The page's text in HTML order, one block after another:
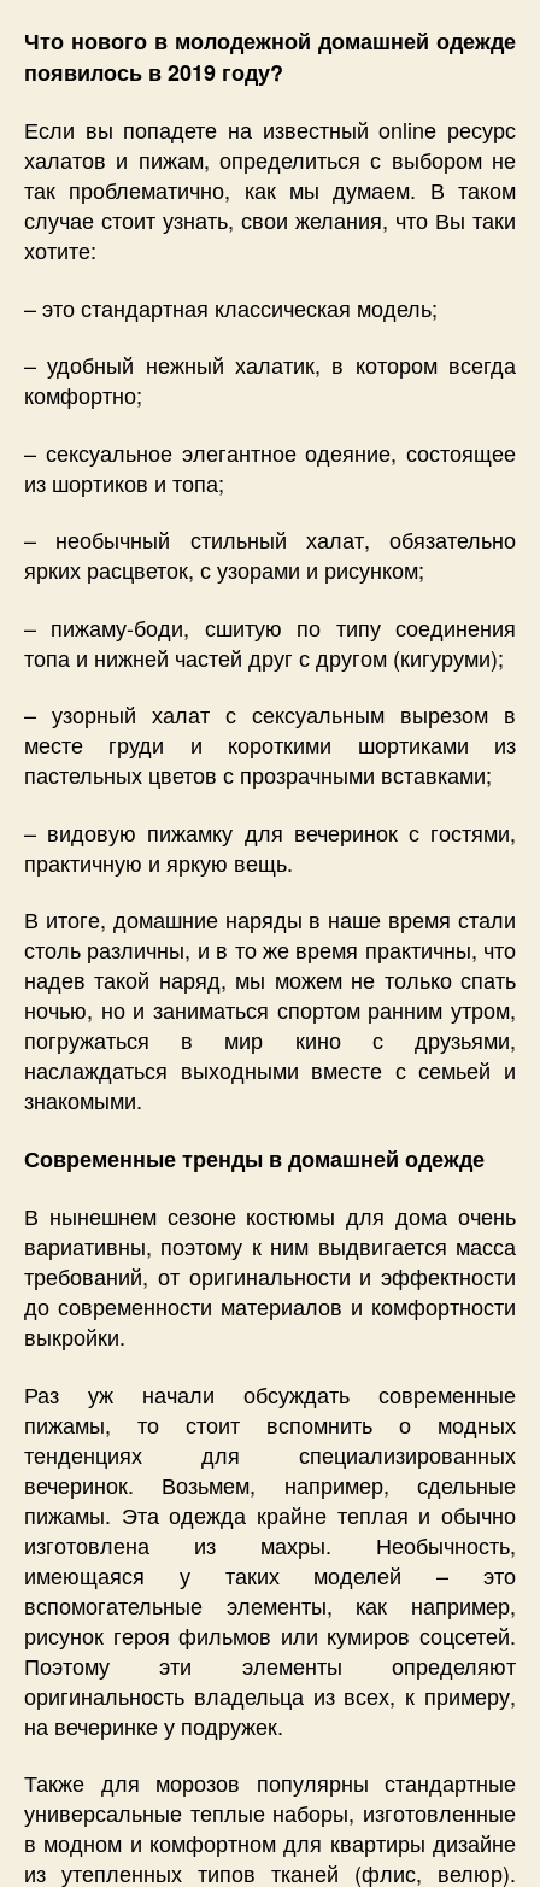
Что нового в молодежной домашней одежде
появилось в 2019 году?
Если вы попадете на известный online ресурс
халатов и пижам, определиться с выбором не
так проблематично, как мы думаем. В таком
случае стоит узнать, свои желания, что Вы таки
хотите:
– это стандартная классическая модель;
– удобный нежный халатик, в котором всегда
комфортно;
– сексуальное элегантное одеяние, состоящее
из шортиков и топа;
– необычный стильный халат, обязательно
ярких расцветок, с узорами и рисунком;
– пижаму-боди, сшитую по типу соединения
топа и нижней частей друг с другом (кигуруми);
– узорный халат с сексуальным вырезом в
месте груди и короткими шортиками из
пастельных цветов с прозрачными вставками;
– видовую пижамку для вечеринок с гостями,
практичную и яркую вещь.
В итоге, домашние наряды в наше время стали
столь различны, и в то же время практичны, что
надев такой наряд, мы можем не только спать
ночью, но и заниматься спортом ранним утром,
погружаться в мир кино с друзьями,
наслаждаться выходными вместе с семьей и
знакомыми.
Современные тренды в домашней одежде
В нынешнем сезоне костюмы для дома очень
вариативны, поэтому к ним выдвигается масса
требований, от оригинальности и эффектности
до современности материалов и комфортности
выкройки.
Раз уж начали обсуждать современные
пижамы, то стоит вспомнить о модных
тенденциях для специализированных
вечеринок. Возьмем, например, сдельные
пижамы. Эта одежда крайне теплая и обычно
изготовлена из махры. Необычность,
имеющаяся у таких моделей – это
вспомогательные элементы, как например,
рисунок героя фильмов или кумиров соцсетей.
Поэтому эти элементы определяют
оригинальность владельца из всех, к примеру,
на вечеринке у подружек.
Также для морозов популярны стандартные
универсальные теплые наборы, изготовленные
в модном и комфортном для квартиры дизайне
из утепленных типов тканей (флис, велюр).